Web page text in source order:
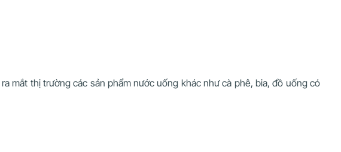
mắt thị trường các sản phẩm nước uống khác như cà phê, bia, đồ uống có